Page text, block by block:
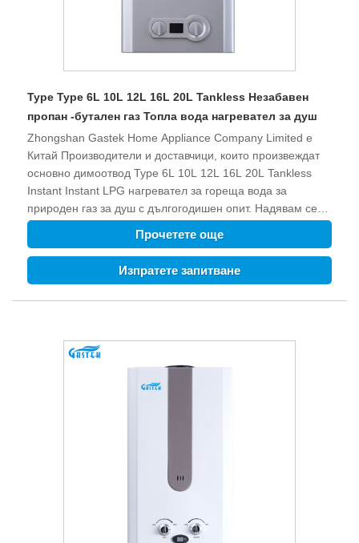
Type Type 6L 10L 12L 16L 20L Tankless Незабавен
пропан -бутален газ Топла вода нагревател за душ
Zhongshan Gastek Home Appliance Company Limited е
Китай Производители и доставчици, които произвеждат
основно димоотвод Type 6L 10L 12L 16L 20L Tankless
Instant Instant LPG нагревател за гореща вода за
природен газ за душ с дългогодишен опит. Надявам се
да изградим бизнес отношения с вас.
Прочетете още
Изпратете запитване